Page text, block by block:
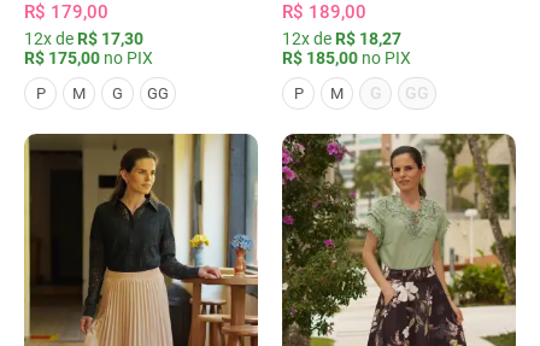
R$ 179,00
12x de R$ 17,30
R$ 175,00 no PIX
P M G GG
R$ 189,00
12x de R$ 18,27
R$ 185,00 no PIX
P M G GG